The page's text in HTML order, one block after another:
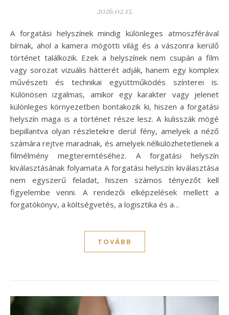
2026.02.15.
A forgatási helyszínek mindig különleges atmoszférával
bírnak, ahol a kamera mögötti világ és a vászonra kerülő
történet találkozik. Ezek a helyszínek nem csupán a film
vagy sorozat vizuális hátterét adják, hanem egy komplex
művészeti és technikai együttműködés színterei is.
Különösen izgalmas, amikor egy karakter vagy jelenet
különleges környezetben bontakozik ki, hiszen a forgatási
helyszín maga is a történet része lesz. A kulisszák mögé
bepillantva olyan részletekre derül fény, amelyek a néző
számára rejtve maradnak, és amelyek nélkülözhetetlenek a
filmélmény megteremtéséhez. A forgatási helyszín
kiválasztásának folyamata A forgatási helyszín kiválasztása
nem egyszerű feladat, hiszen számos tényezőt kell
figyelembe venni. A rendezői elképzelések mellett a
forgatókönyv, a költségvetés, a logisztika és a…
TOVÁBB